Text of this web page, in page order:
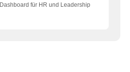
für HR und Leadership